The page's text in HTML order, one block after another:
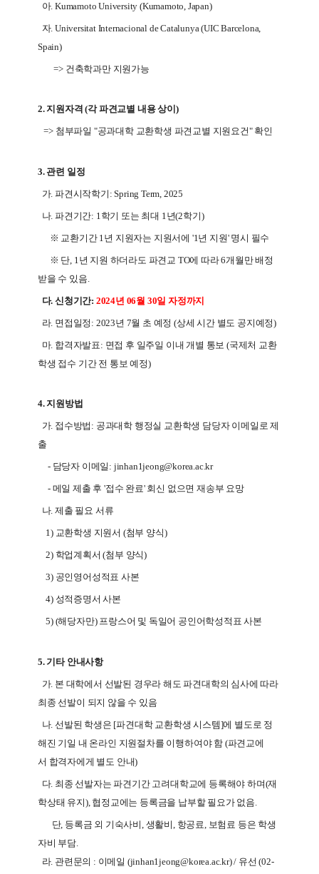
아. Kumamoto University (Kumamoto, Japan)
자. Universitat Internacional de Catalunya (UIC Barcelona,
Spain)
=> 건축학과만 지원가능
2.지원자격 (각 파견교별 내용 상이)
=> 첨부파일 "공과대학 교환학생 파견교별 지원요건" 확인
3. 관련 일정
가. 파견시작학기: Spring Term, 2025
나. 파견기간: 1학기 또는 최대 1년(2학기)
※ 교환기간 1년 지원자는 지원서에 '1년 지원' 명시 필수
※ 단, 1년 지원 하더라도 파견교 TO에 따라 6개월만 배정
받을 수 있음.
다. 신청기간: 2024년 06월 30일 자정까지
라. 면접일정: 2023년 7월 초 예정 (상세 시간 별도 공지예정)
마. 합격자발표: 면접 후 일주일 이내 개별 통보 (국제처 교환
학생 접수 기간 전 통보 예정)
4.지원방법
가. 접수방법: 공과대학 행정실 교환학생 담당자 이메일로 제
출
- 담당자 이메일: jinhan1jeong@korea.ac.kr
- 메일 제출 후 '접수 완료' 회신 없으면 재송부 요망
나. 제출 필요 서류
1) 교환학생 지원서 (첨부 양식)
2) 학업계획서 (첨부 양식)
3) 공인영어성적표 사본
4) 성적증명서 사본
5) (해당자만) 프랑스어 및 독일어 공인어학성적표 사본
5. 기타 안내사항
가. 본 대학에서 선발된 경우라 해도 파견대학의 심사에 따라
최종 선발이 되지 않을 수 있음
나. 선발된 학생은 [파견대학 교환학생 시스템]에 별도로 정
해진 기일 내 온라인 지원절차를 이행하여야 함 (파견교에
서 합격자에게 별도 안내)
다. 최종 선발자는 파견기간 고려대학교에 등록해야 하며(재
학상태 유지), 협정교에는 등록금을 납부할 필요가 없음.
단, 등록금 외 기숙사비, 생활비, 항공료, 보험료 등은 학생
자비 부담.
라. 관련문의 : 이메일 (jinhan1jeong@korea.ac.kr) / 유선 (02-